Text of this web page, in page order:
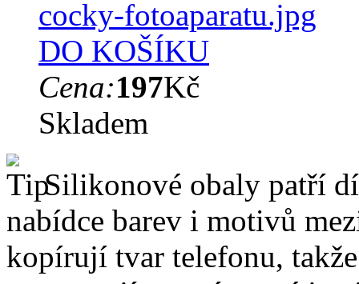
DO KOŠÍKU
Cena:197Kč
Skladem
Silikonové obaly patří
nabídce barev i motivů
kopírují tvar telefonu,